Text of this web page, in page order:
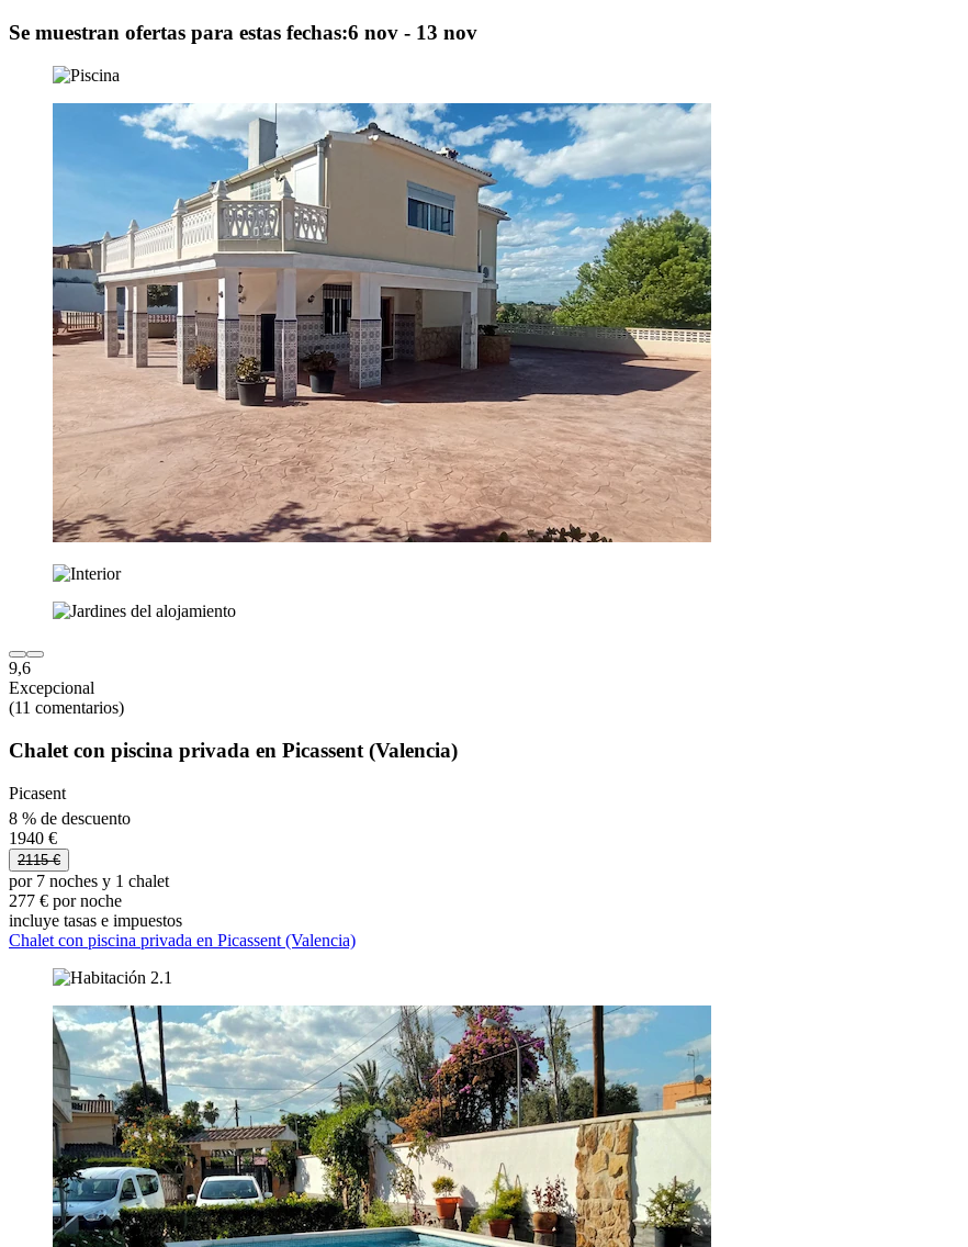
Se muestran ofertas para estas fechas:6 nov - 13 nov
9,6
Excepcional
(11 comentarios)
Chalet con piscina privada en Picassent (Valencia)
Picasent
8 % de descuento
1940 €
2115 €
por 7 noches y 1 chalet
277 € por noche
incluye tasas e impuestos
Chalet con piscina privada en Picassent (Valencia)